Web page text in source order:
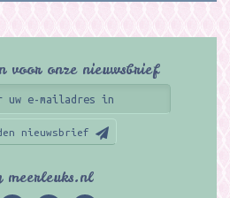
voor onze nieuwsbrief
nieuwsbrief
meerleuks.nl